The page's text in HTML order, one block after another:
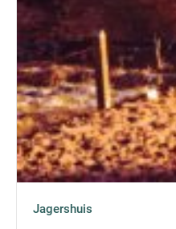
Jagershuis